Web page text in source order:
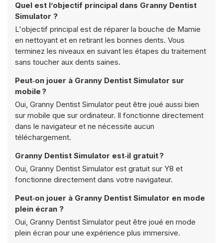
Quel est l’objectif principal dans Granny Dentist
Simulator ?
L'objectif principal est de réparer la bouche de Mamie
en nettoyant et en retirant les bonnes dents. Vous
terminez les niveaux en suivant les étapes du traitement
sans toucher aux dents saines.
Peut‑on jouer à Granny Dentist Simulator sur
mobile ?
Oui, Granny Dentist Simulator peut être joué aussi bien
sur mobile que sur ordinateur. Il fonctionne directement
dans le navigateur et ne nécessite aucun
téléchargement.
Granny Dentist Simulator est‑il gratuit ?
Oui, Granny Dentist Simulator est gratuit sur Y8 et
fonctionne directement dans votre navigateur.
Peut‑on jouer à Granny Dentist Simulator en mode
plein écran ?
Oui, Granny Dentist Simulator peut être joué en mode
plein écran pour une expérience plus immersive.